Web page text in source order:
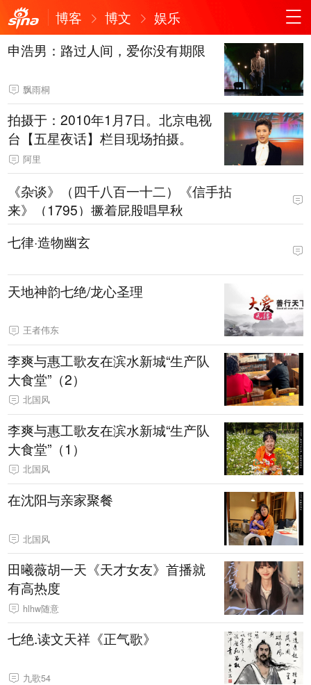
博客 博文
娱乐
申浩男：路过人间，爱你没有期限
飘雨桐
拍摄于：2010年1月7日。北京电视
台【五星夜话】栏目现场拍摄。
阿里
《杂谈》（四千八百一十二）《信手拈
来》（1795）撅着屁股唱早秋
七律·造物幽玄
天地神韵七绝/龙心圣理
王者伟东
李爽与惠工歌友在滨水新城“生产队
大食堂”（2）
北国风
李爽与惠工歌友在滨水新城“生产队
大食堂”（1）
北国风
在沈阳与亲家聚餐
北国风
田曦薇胡一天《天才女友》首播就
有高热度
hlhw随意
七绝.读文天祥《正气歌》
九歌54